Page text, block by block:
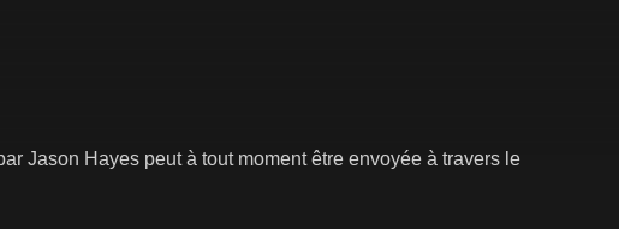
Jason Hayes peut à tout moment être envoyée à travers le